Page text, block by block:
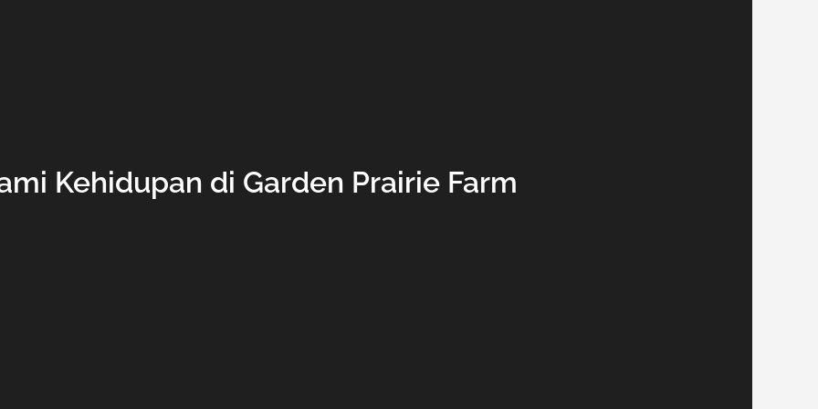
Kehidupan di Garden Prairie Farm